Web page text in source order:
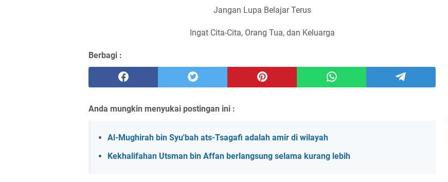
Jangan Lupa Belajar Terus
Ingat Cita-Cita, Orang Tua, dan Keluarga
Berbagi :
Anda mungkin menyukai postingan ini :
Al-Mughirah bin Syu'bah ats-Tsagafi adalah amir di wilayah
Kekhalifahan Utsman bin Affan berlangsung selama kurang lebih